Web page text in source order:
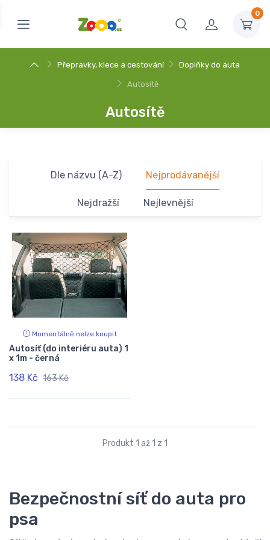
0
Přepravky, klece a cestování Doplňky do auta
Autosítě
Autosítě
Dle názvu (A-Z) Nejprodávanější
Nejdražší Nejlevnější
Momentálně nelze koupit
Autosíť (do interiéru auta) 1
x 1m - černá
138 Kč 163 Kč
Produkt 1 až 1 z 1
Bezpečnostní síť do auta pro
psa